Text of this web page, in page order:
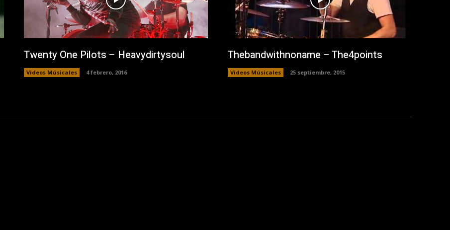
Twenty One Pilots – Heavydirtysoul
Videos Músicales 4 febrero, 2016
Thebandwithnoname – The4points
Videos Músicales 25 septiembre, 2015